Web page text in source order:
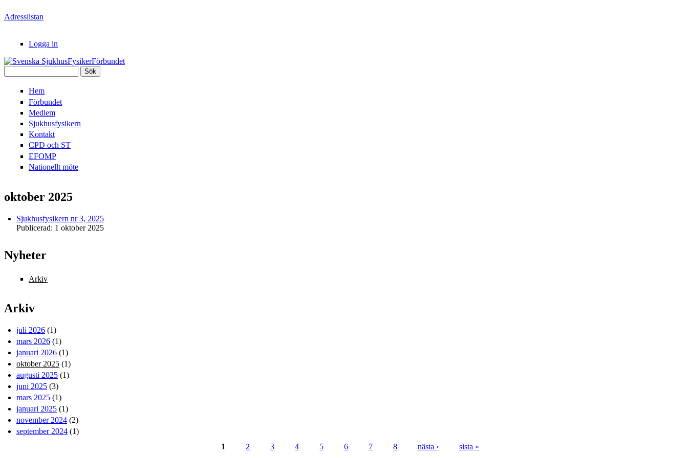
Adresslistan
Logga in
SjukhusFysikerFörbundet
Hem
Förbundet
Medlem
Sjukhusfysikern
Kontakt
CPD och ST
EFOMP
Nationellt möte
oktober 2025
Sjukhusfysikern nr 3, 2025
Publicerad: 1 oktober 2025
Nyheter
Arkiv
Arkiv
juli 2026 (1)
mars 2026 (1)
januari 2026 (1)
oktober 2025 (1)
augusti 2025 (1)
juni 2025 (3)
mars 2025 (1)
januari 2025 (1)
november 2024 (2)
september 2024 (1)
1 2 3 4 5 6 7 8 nästa › sista »